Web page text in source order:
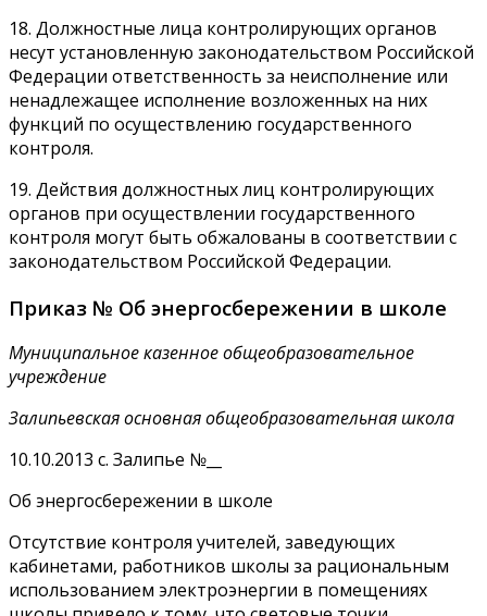
18. Должностные лица контролирующих органов
несут установленную законодательством Российской
Федерации ответственность за неисполнение или
ненадлежащее исполнение возложенных на них
функций по осуществлению государственного
контроля.
19. Действия должностных лиц контролирующих
органов при осуществлении государственного
контроля могут быть обжалованы в соответствии с
законодательством Российской Федерации.
Приказ № Об энергосбережении в школе
Муниципальное казенное общеобразовательное
учреждение
Залипьевская основная общеобразовательная школа
10.10.2013 с. Залипье №__
Об энергосбережении в школе
Отсутствие контроля учителей, заведующих
кабинетами, работников школы за рациональным
использованием электроэнергии в помещениях